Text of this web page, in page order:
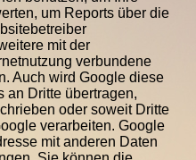
um Reports über die
mit der
verbundene
Auch wird Google diese
an Dritte übertragen,
oder soweit Dritte
verarbeiten. Google
mit anderen Daten